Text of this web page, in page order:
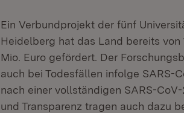
Ein Verbundprojekt der fünf
Heidelberg hat das Land bereits von
Mio. Euro gefördert. Der
auch bei Todesfällen infolge SARS-
nach einer vollständigen SARS-
und Transparenz tragen auch dazu